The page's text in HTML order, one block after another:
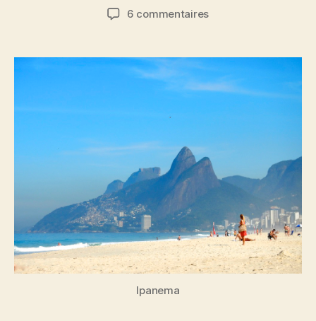
de
6 commentairessur
Janeiro
(10
au
Ipanema